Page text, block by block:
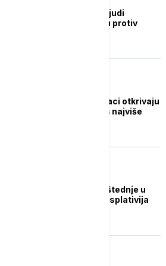
Više desetina hiljada ljudi
protestovalo u Briselu protiv
Dinar ili evro? Stručnjaci otkrivaju
u kojoj valuti se danas najviše
NBS: Nastavljen rast štednje u
drugoj polovini 2025, isplativija